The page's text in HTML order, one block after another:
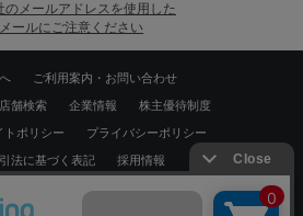
のメールアドレスを使用した
ールにご注意ください
ご利用案内・お問い合わせ
店舗検索 企業情報 株主優待制度
トポリシー プライバシーポリシー
法に基づく表記 採用情報
CO.,LTD. All rights reserved.